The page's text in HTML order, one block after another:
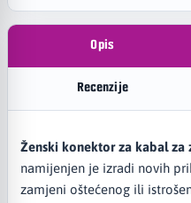
Opis
Recenzije
Ženski konektor za kabal za
namijenjen je izradi novih
zamjeni oštećenog ili